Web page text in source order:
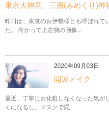
東京大神宮、三囲(みめくり)神
昨日は、東京のお伊勢様とも呼ばれて
た。 向かって上左側の画像...
2020年09月03日
開運メイク
最近、丁寧にお化粧しなくなった気が
くになるし、マスクで隠...